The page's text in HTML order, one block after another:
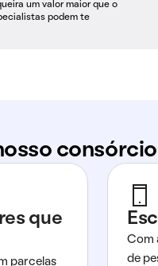
um valor maior que o
podem te
que
parcelas
Com
de